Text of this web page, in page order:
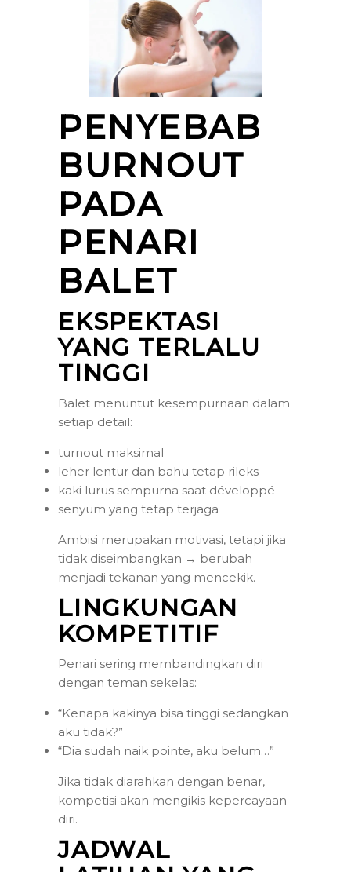
PENYEBAB
BURNOUT
PADA
PENARI
BALET
EKSPEKTASI
YANG TERLALU
TINGGI
Balet menuntut kesempurnaan dalam
setiap detail:
turnout maksimal
leher lentur dan bahu tetap rileks
kaki lurus sempurna saat développé
senyum yang tetap terjaga
Ambisi merupakan motivasi, tetapi jika
tidak diseimbangkan → berubah
menjadi tekanan yang mencekik.
LINGKUNGAN
KOMPETITIF
Penari sering membandingkan diri
dengan teman sekelas:
“Kenapa kakinya bisa tinggi sedangkan
aku tidak?”
“Dia sudah naik pointe, aku belum…”
Jika tidak diarahkan dengan benar,
kompetisi akan mengikis kepercayaan
diri.
JADWAL